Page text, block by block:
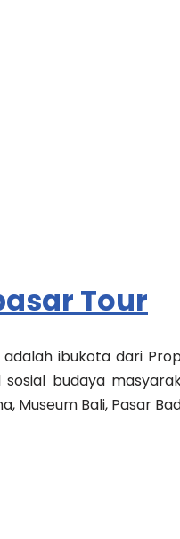
Tour
ibukota dari
sosial budaya
Museum Bali, Pasar